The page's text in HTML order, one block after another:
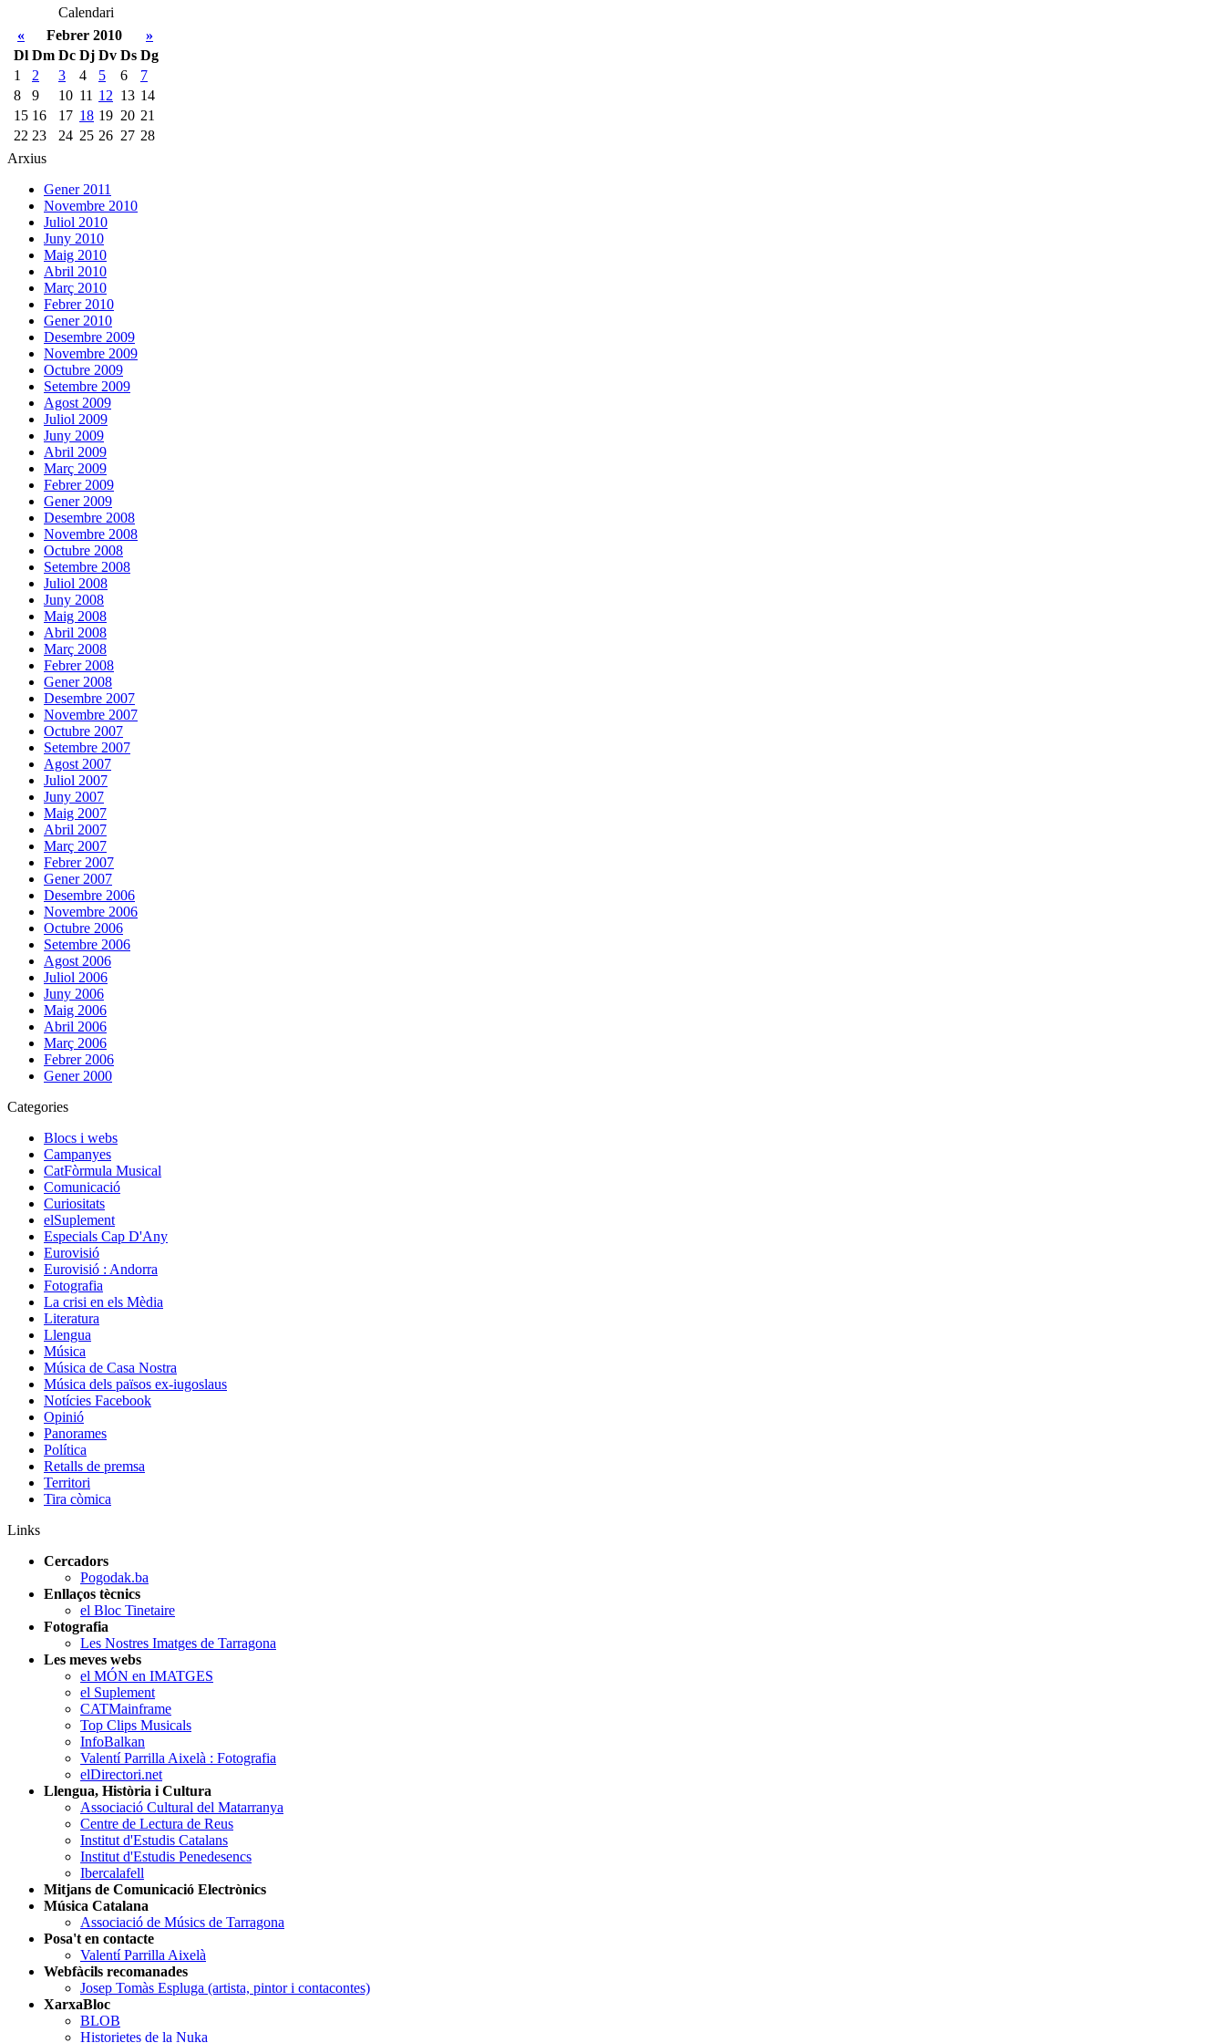
Calendari
«
Febrer 2010
»
Dl Dm Dc Dj Dv Ds Dg
1
2 3 4 5 6
7
8
9 10 11 12 13 14
15 16 17 18 19 20 21
22 23 24 25 26 27 28
Arxius
Gener 2011
Novembre 2010
Juliol 2010
Juny 2010
Maig 2010
Abril 2010
Març 2010
Febrer 2010
Gener 2010
Desembre 2009
Novembre 2009
Octubre 2009
Setembre 2009
Agost 2009
Juliol 2009
Juny 2009
Abril 2009
Març 2009
Febrer 2009
Gener 2009
Desembre 2008
Novembre 2008
Octubre 2008
Setembre 2008
Juliol 2008
Juny 2008
Maig 2008
Abril 2008
Març 2008
Febrer 2008
Gener 2008
Desembre 2007
Novembre 2007
Octubre 2007
Setembre 2007
Agost 2007
Juliol 2007
Juny 2007
Maig 2007
Abril 2007
Març 2007
Febrer 2007
Gener 2007
Desembre 2006
Novembre 2006
Octubre 2006
Setembre 2006
Agost 2006
Juliol 2006
Juny 2006
Maig 2006
Abril 2006
Març 2006
Febrer 2006
Gener 2000
Categories
Blocs i webs
Campanyes
CatFòrmula Musical
Comunicació
Curiositats
elSuplement
Especials Cap D'Any
Eurovisió
Eurovisió : Andorra
Fotografia
La crisi en els Mèdia
Literatura
Llengua
Música
Música de Casa Nostra
Música dels països ex-iugoslaus
Notícies Facebook
Opinió
Panorames
Política
Retalls de premsa
Territori
Tira còmica
Links
Cercadors
Pogodak.ba
Enllaços tècnics
el Bloc Tinetaire
Fotografia
Les Nostres Imatges de Tarragona
Les meves webs
el MÓN en IMATGES
el Suplement
CATMainframe
Top Clips Musicals
InfoBalkan
Valentí Parrilla Aixelà : Fotografia
elDirectori.net
Llengua, Història i Cultura
Associació Cultural del Matarranya
Centre de Lectura de Reus
Institut d'Estudis Catalans
Institut d'Estudis Penedesencs
Ibercalafell
Mitjans de Comunicació Electrònics
Música Catalana
Associació de Músics de Tarragona
Posa't en contacte
Valentí Parrilla Aixelà
Webfàcils recomanades
Josep Tomàs Espluga (artista, pintor i contacontes)
XarxaBloc
BLOB
Historietes de la Nuka